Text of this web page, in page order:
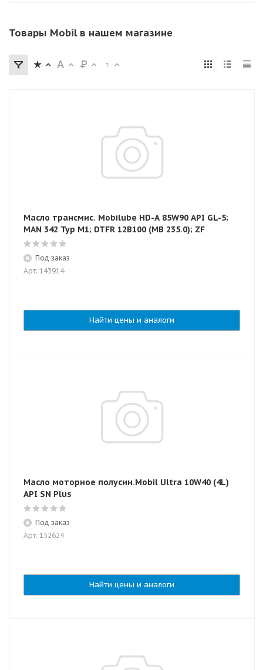
Товары Mobil в нашем магазине
Масло трансмис. Mobilube HD-A 85W90 API GL-5;
MAN 342 Typ M1; DTFR 12B100 (MB 235.0); ZF
Под заказ
Арт: 143914
Найти цены и аналоги
Масло моторное полусин.Mobil Ultra 10W40 (4L)
API SN Plus
Под заказ
Арт: 152624
Найти цены и аналоги